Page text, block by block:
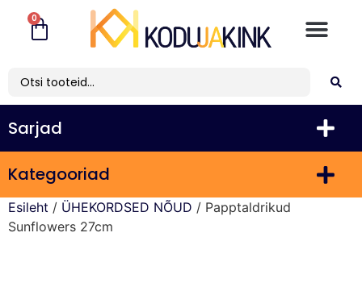
0
Sarjad
Kategooriad
Esileht / ÜHEKORDSED NÕUD / Papptaldrikud
Sunflowers 27cm